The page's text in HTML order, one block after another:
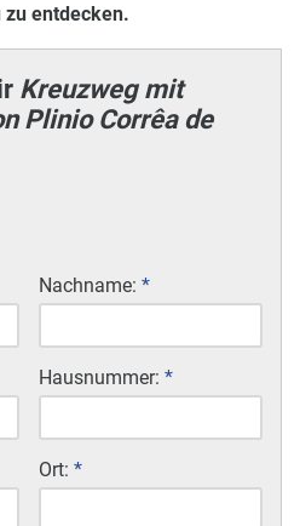
zu entdecken.
Kreuzweg mit
Plinio Corrêa de
Nachname: *
Hausnummer: *
Ort: *